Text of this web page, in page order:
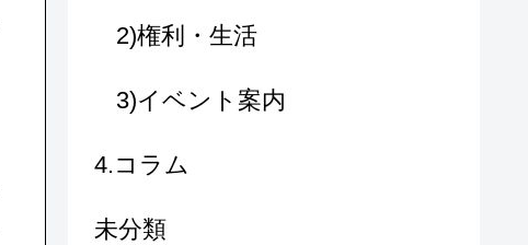
2)権利・生活
3)イベント案内
4.コラム
未分類